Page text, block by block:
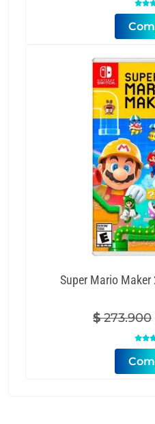
Super Mario
$273.900